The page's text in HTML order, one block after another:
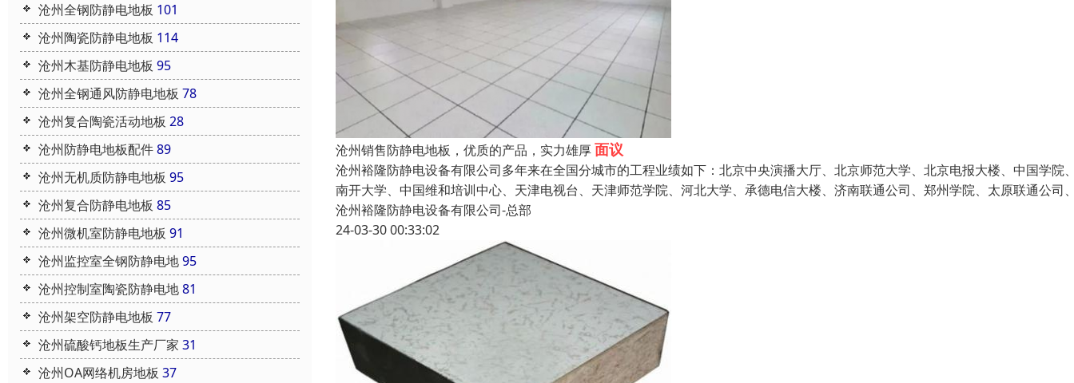
沧州全钢防静电地板 101
沧州陶瓷防静电地板 114
沧州木基防静电地板 95
沧州全钢通风防静电地板 78
沧州复合陶瓷活动地板 28
沧州防静电地板配件89
沧州无机质防静电地板 95
沧州复合防静电地板 85
沧州微机室防静电地板 91
沧州监控室全钢防静电地95
沧州控制室陶瓷防静电地81
沧州架空防静电地板 77
沧州硫酸钙地板生产厂家 31
沧州OA网络机房地板 37
沧州销售防静电地板，优质的产品，实力雄厚面议
沧州裕隆防静电设备有限公司多年来在全国分城市的工程业绩如下：北京中央演播大厅、北京师范大学、北京电报大楼、中国学院
南开大学、中国维和培训中心、天津电视台、天津师范学院、河北大学、承德电信大楼、济南联通公司、郑州学院、太原联通公司
沧州裕隆防静电设备有限公司-总部
24-03-30 00:33:02